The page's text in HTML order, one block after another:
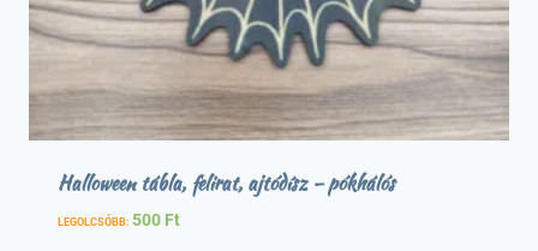
Halloween tábla, felirat, ajtódísz – pókhálós
LEGOLCSÓBB: 500 Ft